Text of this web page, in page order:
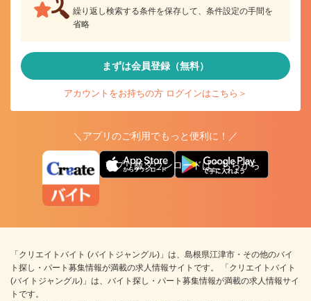
繰り返し検索する条件を保存して、条件設定の手間を
省略
まずは会員登録（無料）
アカウントをお持ちの方 ログインはこちら＞
＼アプリのご利用でもっと便利に！／
アプリ版ダウンロードはこちらから
「クリエイトバイト (バイトジャングル)」は、島根県江津市・その他のバイ
ト探し・パート募集情報が満載の求人情報サイトです。 「クリエイトバイト
(バイトジャングル)」は、バイト探し・パート募集情報が満載の求人情報サイ
トです。